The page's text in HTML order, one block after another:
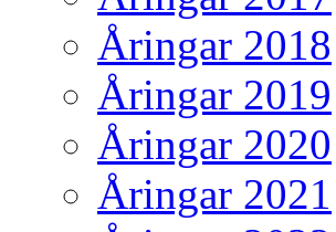
Åringar 2018
Åringar 2019
Åringar 2020
Åringar 2021